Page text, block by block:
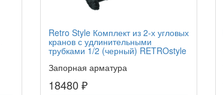
Retro Style Комплект из 2-х угловых
кранов с удлинительными
трубками 1/2 (черный) RETROstyle
Запорная арматура
18480 ₽